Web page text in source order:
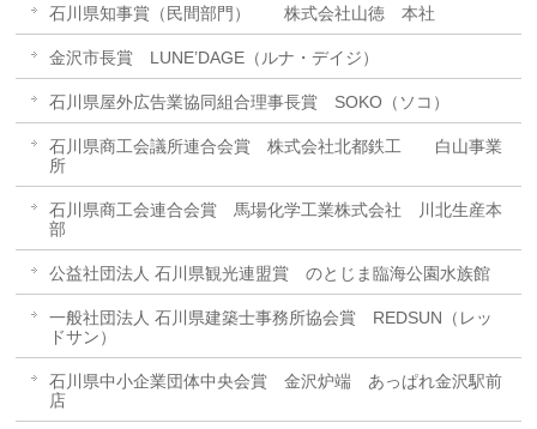
石川県知事賞（民間部門） 株式会社山徳 本社
金沢市長賞 LUNE’DAGE（ルナ・デイジ）
石川県屋外広告業協同組合理事長賞 SOKO（ソコ）
石川県商工会議所連合会賞 株式会社北都鉄工 白山事業
所
石川県商工会連合会賞 馬場化学工業株式会社 川北生産本
部
公益社団法人 石川県観光連盟賞 のとじま臨海公園水族館
一般社団法人 石川県建築士事務所協会賞 REDSUN（レッ
ドサン）
石川県中小企業団体中央会賞 金沢炉端 あっぱれ金沢駅前
店